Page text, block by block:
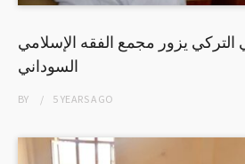
التركي يزور مجمع الفقه الإسلامي
السوداني
BY 5 YEARSAGO